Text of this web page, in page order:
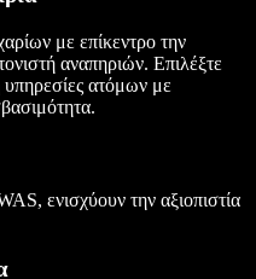
με επίκεντρο την
αναπηριών. Επιλέξτε
ατόμων με
ενισχύουν την αξιοπιστία